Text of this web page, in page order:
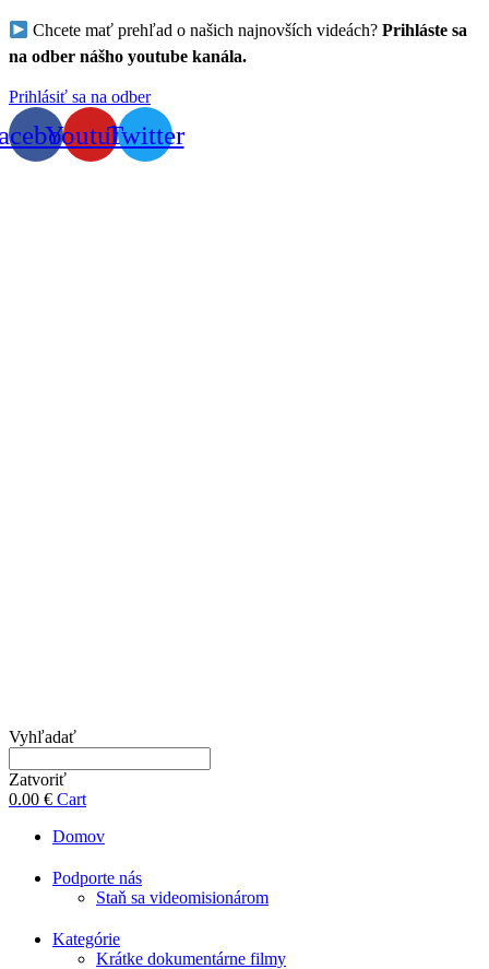
Chcete mať prehľad o našich najnovších videách? Prihláste sa
na odber nášho youtube kanála.
Prihlásiť sa na odber
YoutubeTwitter
Vyhľadať
Zatvoriť
0.00 € Cart
Domov
Podporte nás
Staň sa videomisionárom
Kategórie
Krátke dokumentárne filmy